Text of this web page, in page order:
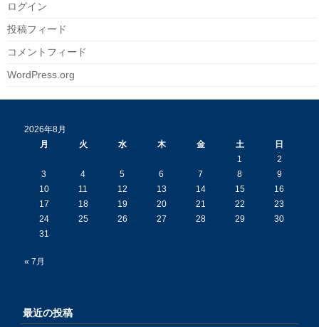
ログイン
投稿フィード
コメントフィード
WordPress.org
2026年8月
月
火 水 木 金 土
日
1
2
3
4 5 6 7 8
9
10
11 12 13 14 15
16
17
18 19 20 21 22
23
24
25 26 27 28 29
30
31
« 7月
最近の投稿